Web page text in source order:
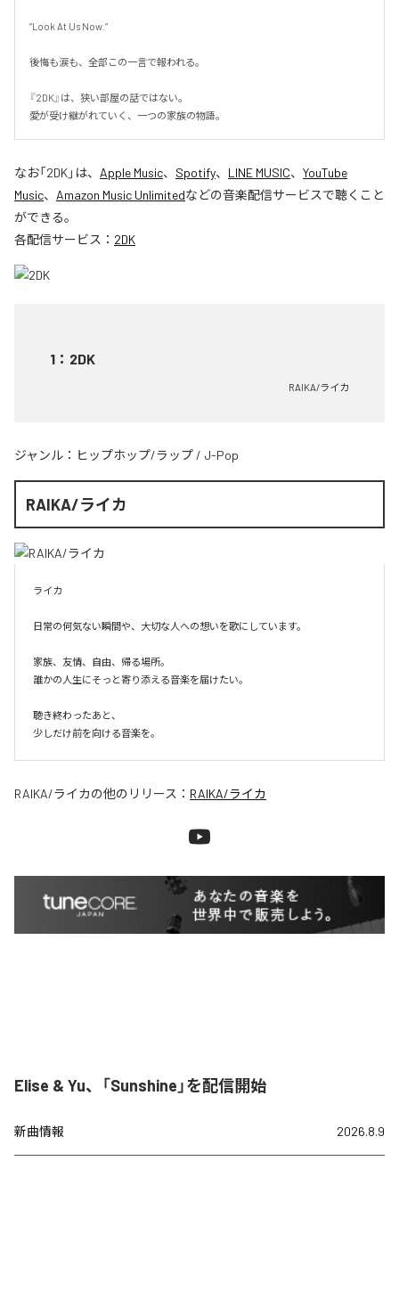
“Look At Us Now.”
後悔も涙も、全部この一言で報われる。
『2DK』は、狭い部屋の話ではない。
愛が受け継がれていく、一つの家族の物語。
なお「2DK」は、 Apple Music、 Spotify、 LINE MUSIC、 YouTube
Music、 Amazon Music Unlimitedなどの音楽配信サービスで聴くこと
ができる。
各配信サービス： 2DK
1 ： 2DK
RAIKA/ライカ
ジャンル： ヒップホップ/ラップ / J-Pop
RAIKA/ライカ
ライカ
日常の何気ない瞬間や、大切な人への想いを歌にしています。
家族、友情、自由、帰る場所。
誰かの人生にそっと寄り添える音楽を届けたい。
聴き終わったあと、
少しだけ前を向ける音楽を。
RAIKA/ライカの他のリリース： RAIKA/ライカ
Elise & Yu、「Sunshine」を配信開始
新曲情報 2026.8.9